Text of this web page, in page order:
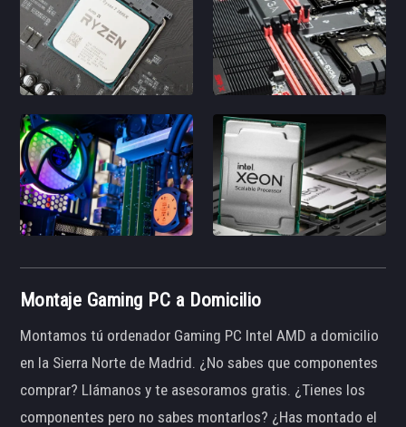
Montaje Gaming PC a Domicilio
Montamos tú ordenador Gaming PC Intel AMD a domicilio
en la Sierra Norte de Madrid. ¿No sabes que componentes
comprar? Llámanos y te asesoramos gratis. ¿Tienes los
componentes pero no sabes montarlos? ¿Has montado el